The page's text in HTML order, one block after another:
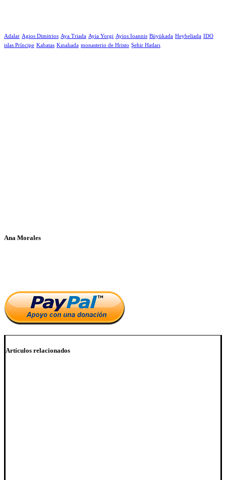
Adalar Agios Dimitrios Aya Triada Ayia Yorgi Ayios Ioannis Büyükada Heybeliada IDO
islas Príncipe Kabatas Kınalıada monasterio de Hristo Şehir Hatları
Ana Morales
Artículos relacionados